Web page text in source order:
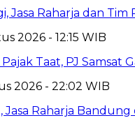
Jasa Raharja dan
2026 - 12:15 WIB
Pajak Taat, PJ
2026 - 22:02 WIB
Jasa Raharja